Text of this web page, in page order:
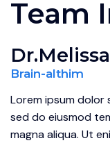
Team
Brain-althim
Lorem ipsum
sed do eiusmod
magna aliqua. Ut